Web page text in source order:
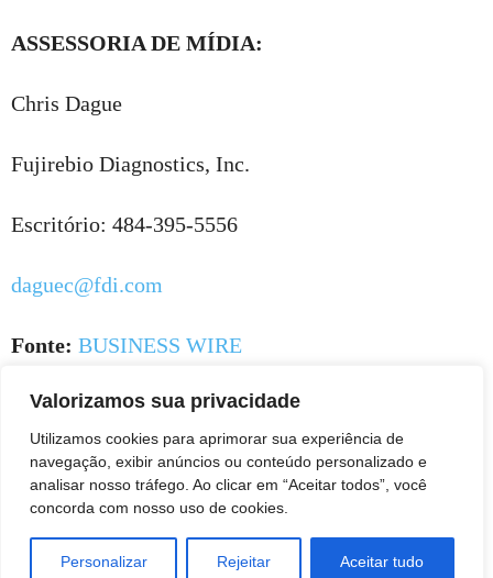
Valorizamos sua privacidade
Utilizamos cookies para aprimorar sua experiência de
navegação, exibir anúncios ou conteúdo personalizado e
analisar nosso tráfego. Ao clicar em “Aceitar todos”, você
concorda com nosso uso de cookies.
Personalizar Rejeitar Aceitar tudo
ASSESSORIA DE MÍDIA:
Chris Dague
Fujirebio Diagnostics, Inc.
Escritório: 484-395-5556
daguec@fdi.com
Fonte: BUSINESS WIRE